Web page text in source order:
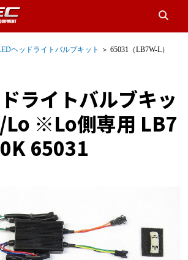
ヘッドライトバルブキット ＞ 65031（LB7W-L）
ライトバルブキッ
Lo ※Lo側専用 LB7
65031